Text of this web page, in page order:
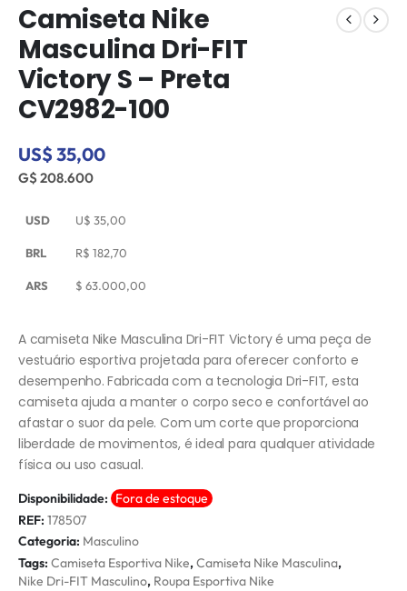
Camiseta Nike
Masculina Dri-FIT
Victory S – Preta
CV2982-100
US$ 35,00
G$ 208.600
USD U$ 35,00
BRL R$ 182,70
ARS $ 63.000,00
A camiseta Nike Masculina Dri-FIT Victory é uma peça de
vestuário esportiva projetada para oferecer conforto e
desempenho. Fabricada com a tecnologia Dri-FIT, esta
camiseta ajuda a manter o corpo seco e confortável ao
afastar o suor da pele. Com um corte que proporciona
liberdade de movimentos, é ideal para qualquer atividade
física ou uso casual.
Disponibilidade: Fora de estoque
REF: 178507
Categoria: Masculino
Tags: Camiseta Esportiva Nike,Camiseta Nike Masculina,
Nike Dri-FIT Masculino, Roupa Esportiva Nike